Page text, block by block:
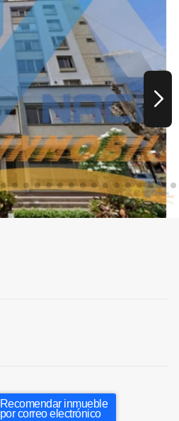
Recomendar inmueble
por correo electrónico